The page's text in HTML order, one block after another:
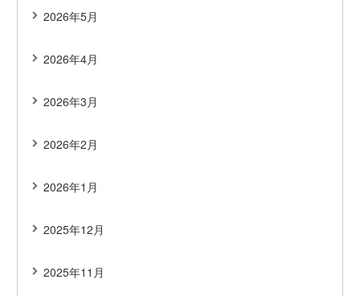
2026年5月
2026年4月
2026年3月
2026年2月
2026年1月
2025年12月
2025年11月